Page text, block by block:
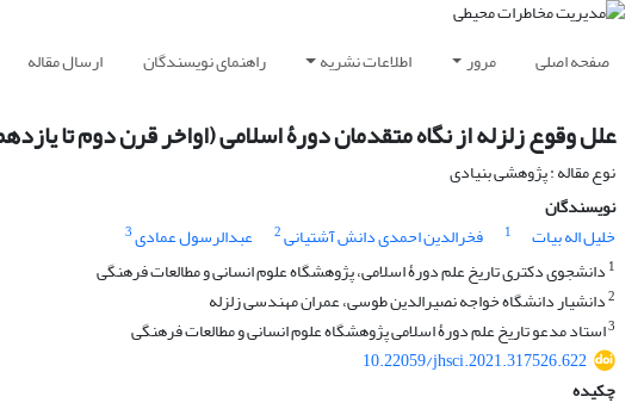
صفحه اصلی مرور اطلاعات نشریه راهنمای نویسندگان ارسال مقاله
علل وقوع زلزله از نگاه متقدمان دورۀ اسلامی (اواخر قرن دوم تا
نوع مقاله : پژوهشی بنیادی
نویسندگان
خلیل اله بیات
1 فخرالدین احمدی دانش آشتیانی2 عبدالرسول عمادی3
1 دانشجوی دکتری تاریخ علم دورۀ اسلامی، پژوهشگاه علوم انسانی و مطالعات فرهنگی
2دانشیار دانشگاه خواجه نصیرالدین طوسی، عمران مهندسی زلزله
3استاد مدعو تاریخ علم دورۀ اسلامی پژوهشگاه علوم انسانی و مطالعات فرهنگی
10.22059/jhsci.2021.317526.622
چکیده